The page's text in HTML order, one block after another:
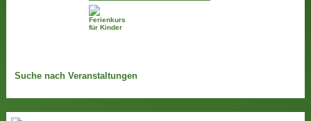
Suche nach Veranstaltungen